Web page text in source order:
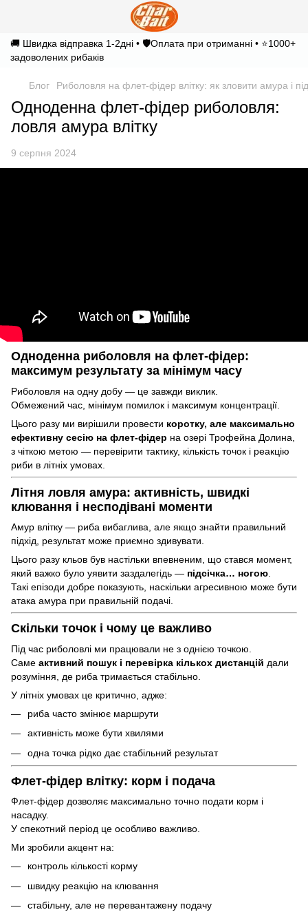
🚚 Швидка відправка 1-2дні • 🛡️Оплата при отриманні • ⭐1000+
задоволених рибаків
Блог Риболовля на флет-фідер влітку: як зловити амура і
Одноденна флет-фідер риболовля:
ловля амура влітку
9 серпня 2024
Одноденна риболовля на флет-фідер:
максимум результату за мінімум часу
Риболовля на одну добу — це завжди виклик.
Обмежений час, мінімум помилок і максимум концентрації.
Цього разу ми вирішили провести коротку, але максимально
ефективну сесію на флет-фідер на озері Трофейна Долина,
з чіткою метою — перевірити тактику, кількість точок і реакцію
риби в літніх умовах.
Літня ловля амура: активність, швидкі
клювання і несподівані моменти
Амур влітку — риба вибаглива, але якщо знайти правильний
підхід, результат може приємно здивувати.
Цього разу кльов був настільки впевненим, що стався момент,
який важко було уявити заздалегідь — підсічка… ногою
Такі епізоди добре показують, наскільки агресивною може бути
атака амура при правильній подачі.
Скільки точок і чому це важливо
Під час риболовлі ми працювали не з однією точкою.
Саме активний пошук і перевірка кількох дистанцій дали
розуміння, де риба тримається стабільно.
У літніх умовах це критично, адже:
риба часто змінює маршрути
активність може бути хвилями
одна точка рідко дає стабільний результат
Флет-фідер влітку: корм і подача
Флет-фідер дозволяє максимально точно подати корм і
насадку.
У спекотний період це особливо важливо.
Ми зробили акцент на:
контроль кількості корму
швидку реакцію на клювання
стабільну, але не перевантажену подачу